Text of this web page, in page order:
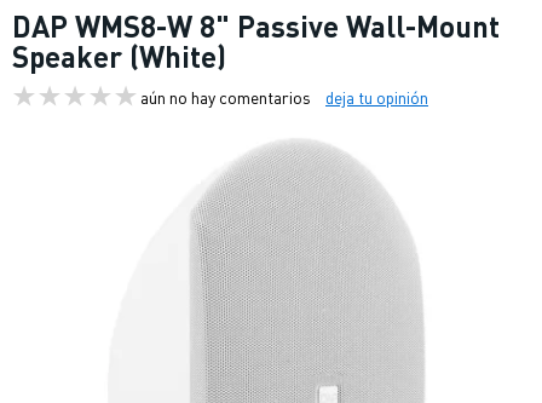
DAP WMS8-W 8" Passive Wall-Mount
Speaker (White)
aún no hay comentarios deja tu opinión